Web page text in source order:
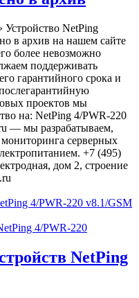
NetPing
в архив на нашем сайте
более невозможно
поддерживать
гарантийного срока и
проектов мы
на: NetPing 4/PWR-220
— мы разрабатываем,
серверных
+7 (495)
дом 2, строение
4/PWR-220 v8.1/GSM
NetPing